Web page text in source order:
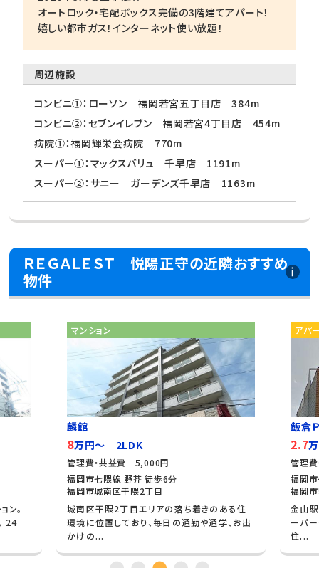
オートロック・宅配ボックス完備の3階建てアパート！
嬉しい都市ガス！インターネット使い放題！
周辺施設
コンビニ①：ローソン 福岡若宮五丁目店 384m
コンビニ②：セブンイレブン 福岡若宮4丁目店 454m
病院①：福岡輝栄会病院 770m
スーパー①：マックスバリュ 千早店 1191m
スーパー②：サニー ガーデンズ千早店 1163m
ＲＥＧＡＬＥＳＴ 悦陽正守の近隣おすすめ
物件
ン。
24
マンション
麟館
8万円～ 2LDK
管理費・共益費 5,000円
福岡市七隈線 野芥 徒歩6分
福岡市城南区干隈2丁目
城南区干隈2丁目エリアの落ち着きのある住
環境に位置しており、毎日の通勤や通学、お出
かけの...
アパ
飯倉
2.7
管理
福岡
福岡
金山
ーパ
住...